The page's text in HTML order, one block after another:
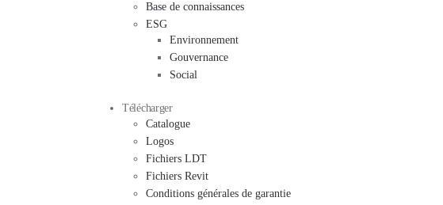
Base de connaissances
ESG
Environnement
Gouvernance
Social
Télécharger
Catalogue
Logos
Fichiers LDT
Fichiers Revit
Conditions générales de garantie